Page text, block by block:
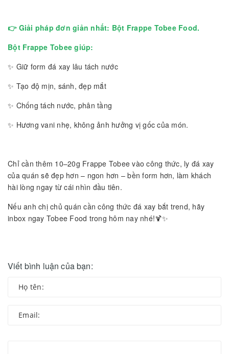
👉 Giải pháp đơn giản nhất: Bột Frappe Tobee Food.
Bột Frappe Tobee giúp:
✨ Giữ form đá xay lâu tách nước
✨ Tạo độ mịn, sánh, đẹp mắt
✨ Chống tách nước, phân tầng
✨ Hương vani nhẹ, không ảnh hưởng vị gốc của món.
Chỉ cần thêm 10–20g Frappe Tobee vào công thức, ly đá xay
của quán sẽ đẹp hơn – ngon hơn – bền form hơn, làm khách
hài lòng ngay từ cái nhìn đầu tiên.
Nếu anh chị chủ quán cần công thức đá xay bắt trend, hãy
inbox ngay Tobee Food trong hôm nay nhé!🍹✨
Viết bình luận của bạn: